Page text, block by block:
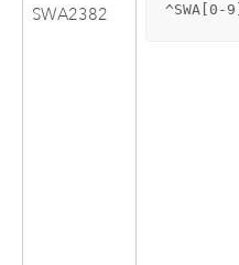
SWA2382 ^SWA[0-